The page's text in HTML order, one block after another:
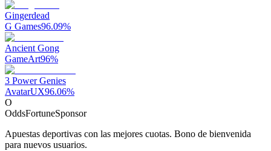
Gingerdead
G Games96.09%
Ancient Gong
GameArt96%
3 Power Genies
AvatarUX96.06%
O
OddsFortuneSponsor
Apuestas deportivas con las mejores cuotas. Bono de bienvenida
para nuevos usuarios.